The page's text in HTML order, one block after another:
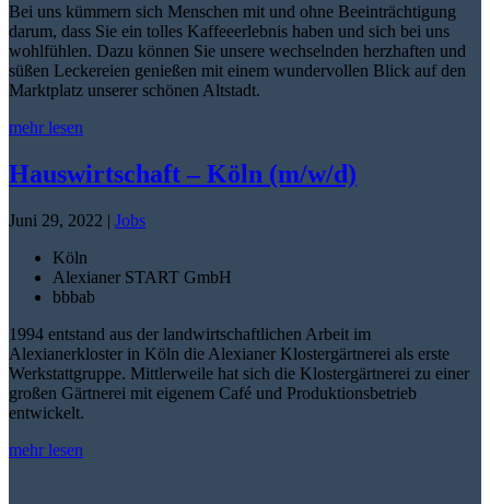
Bei uns kümmern sich Menschen mit und ohne Beeinträchtigung
darum, dass Sie ein tolles Kaffeeerlebnis haben und sich bei uns
wohlfühlen. Dazu können Sie unsere wechselnden herzhaften und
süßen Leckereien genießen mit einem wundervollen Blick auf den
Marktplatz unserer schönen Altstadt.
mehr lesen
Hauswirtschaft – Köln (m/w/d)
Juni 29, 2022 | Jobs
Köln
Alexianer START GmbH
bbbab
1994 entstand aus der landwirtschaftlichen Arbeit im
Alexianerkloster in Köln die Alexianer Klostergärtnerei als erste
Werkstattgruppe. Mittlerweile hat sich die Klostergärtnerei zu einer
großen Gärtnerei mit eigenem Café und Produktionsbetrieb
entwickelt.
mehr lesen